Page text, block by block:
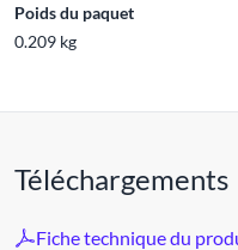
Poids du paquet
0.209 kg
Téléchargements
Fiche technique du